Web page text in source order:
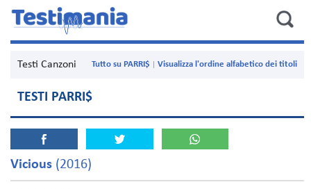
Testi Canzoni Visualizza l'ordine alfabetico dei titoli
Tutto su PARRI$
TESTI PARRI$
Vicious (2016)